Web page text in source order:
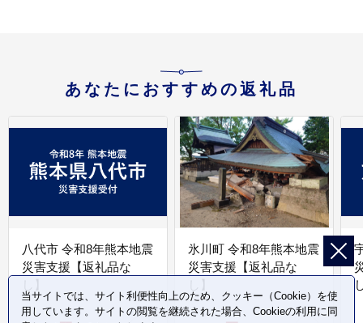
あなたにおすすめの返礼品
八代市 令和8年熊本地震
災害支援【返礼品な
氷川町 令和8年熊本地震
災害支援【返礼品な
当サイトでは、サイト利便性向上のため、クッキー（Cookie）を使
用しています。サイトの閲覧を継続された場合、Cookieの利用に同